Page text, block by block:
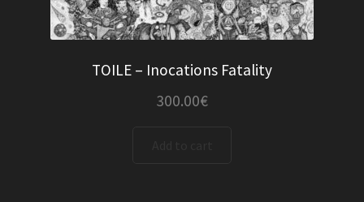
TOILE – Inocations Fatality
300.00€